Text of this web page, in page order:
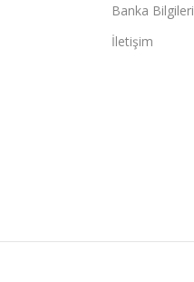
Banka Bilgileri
İletişim